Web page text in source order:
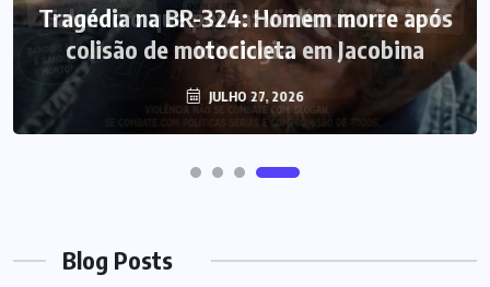
Tragédia na BR-324: Homem morre após
colisão de motocicleta em Jacobina
JULHO 27, 2026
Blog Posts